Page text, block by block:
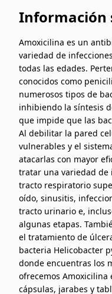
Información
Amoxicilina es un
variedad de
todas las edades.
conocidos como
numerosos tipos de
inhibiendo la síntesis
que impide que las
Al debilitar la pared
vulnerables y el
atacarlas con mayor
tratar una variedad de
tracto respiratorio
oído, sinusitis,
tracto urinario e,
algunas etapas.
el tratamiento de
bacteria Helicobacter
donde encuentras los
ofrecemos
cápsulas, jarabes y